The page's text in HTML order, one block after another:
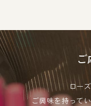
ロー
ご興味を持って